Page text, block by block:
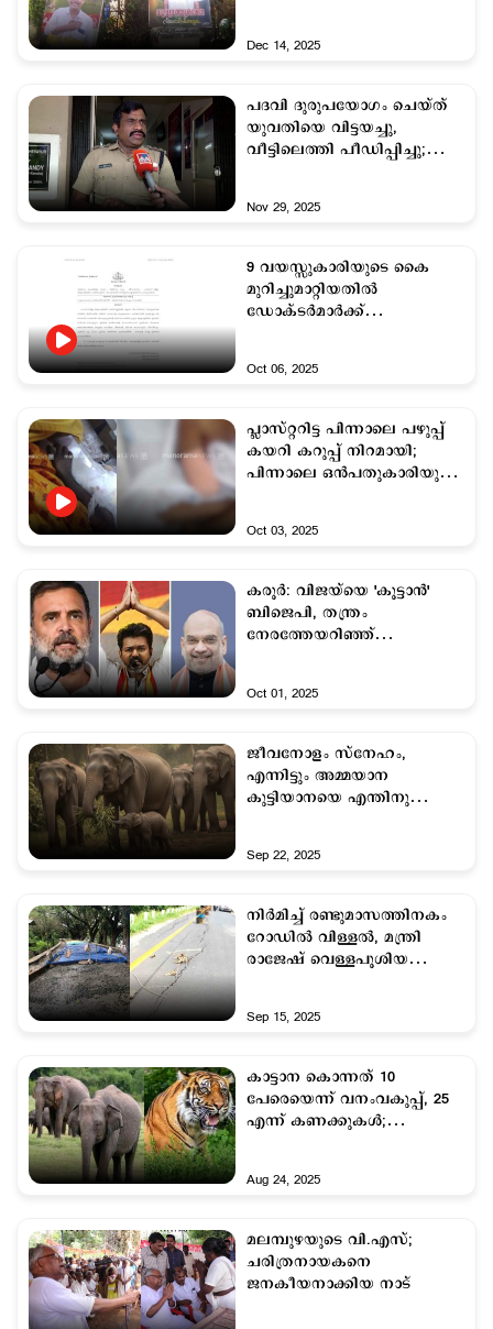
Dec 14, 2025
പദവി ദുരുപയോഗം ചെയ്ത്
യുവതിയെ വിട്ടയച്ചു,
വീട്ടിലെത്തി പീഡിപ്പിച്ചു;
Nov 29, 2025
9 വയസ്സുകാരിയുടെ കൈ
മുറിച്ചുമാറ്റിയതില്‍
ഡോക്ടര്‍മാര്‍ക്ക്
Oct 06, 2025
പ്ലാസ്റ്ററിട്ട പിന്നാലെ പഴുപ്പ്
കയറി കറുപ്പ് നിറമായി;
പിന്നാലെ ഒന്‍പതുകാരിയുടെ
Oct 03, 2025
കരൂര്‍: വിജയ്‌യെ 'കൂട്ടാന്‍'
ബിജെപി, തന്ത്രം
നേരത്തേയറിഞ്ഞ്
Oct 01, 2025
ജീവനോളം സ്നേഹം,
എന്നിട്ടും അമ്മയാന
കുട്ടിയാനയെ എന്തിനു
Sep 22, 2025
നിര്‍മിച്ച് രണ്ടുമാസത്തിനകം
റോഡില്‍ വിള്ളല്‍, മന്ത്രി
രാജേഷ് വെള്ളപൂശിയ
Sep 15, 2025
കാട്ടാന കൊന്നത് 10
പേരെയെന്ന് വനംവകുപ്പ്, 25
എന്ന് കണക്കുകള്‍;
Aug 24, 2025
മലമ്പുഴയുടെ വി.എസ്;
ചരിത്രനായകനെ
ജനകീയനാക്കിയ നാട്